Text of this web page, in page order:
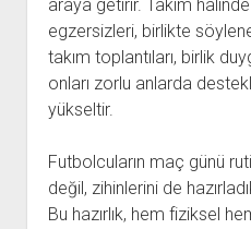
araya getirir. Takım halinde
egzersizleri, birlikte
takım toplantıları, birlik
onları zorlu anlarda
yükseltir.
Futbolcuların maç günü
değil, zihinlerini de
Bu hazırlık, hem fiziksel